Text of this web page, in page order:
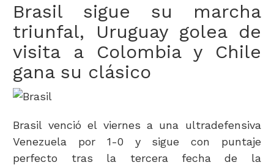
Brasil sigue su marcha
triunfal, Uruguay golea de
visita a Colombia y Chile
gana su clásico
Brasil venció el viernes a una ultradefensiva
Venezuela por 1-0 y sigue con puntaje
perfecto tras la tercera fecha de la